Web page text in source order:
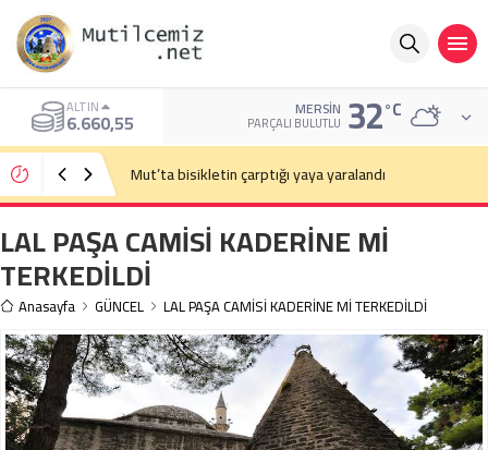
ALTIN
6.660,55 MERSIN
PARÇALI BULUTLU 32°C
Mut’ta bisikletin çarptığı yaya yaralandı
LAL PAŞA CAMİSİ KADERİNE Mİ
TERKEDİLDİ
Anasayfa GÜNCEL LAL PAŞA CAMİSİ KADERİNE Mİ TERKEDİLDİ